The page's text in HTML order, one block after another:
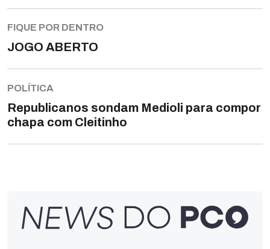
FIQUE POR DENTRO
JOGO ABERTO
POLÍTICA
Republicanos sondam Medioli para compor
chapa com Cleitinho